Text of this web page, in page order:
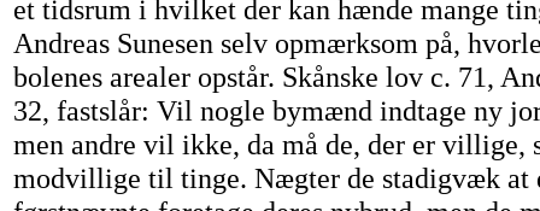
et tidsrum i hvilket der kan hænde mange
Andreas Sunesen selv opmærksom på,
bolenes arealer opstår. Skånske lov c. 71,
32, fastslår: Vil nogle bymænd indtage ny
men andre vil ikke, da må de, der er villige,
modvillige til tinge. Nægter de stadigvæk at